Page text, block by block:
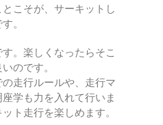
こそが、サーキットし
。
。楽しくなったらそこ
のです。
走行ルールや、走行マ
学も力を入れて行いま
ト走行を楽しめます。